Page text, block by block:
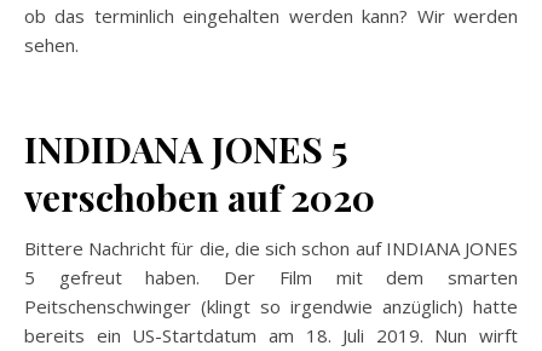
ob das terminlich eingehalten werden kann? Wir werden
sehen.
INDIDANA JONES 5
verschoben auf 2020
Bittere Nachricht für die, die sich schon auf INDIANA JONES
5 gefreut haben. Der Film mit dem smarten
Peitschenschwinger (klingt so irgendwie anzüglich) hatte
bereits ein US-Startdatum am 18. Juli 2019. Nun wirft